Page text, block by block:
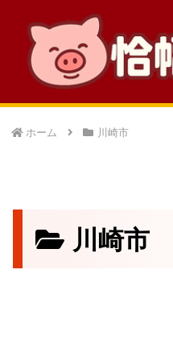
ホーム 川崎市
川崎市